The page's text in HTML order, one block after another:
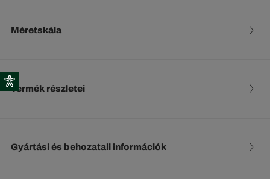
Méretskála
Termék részletei
Gyártási és behozatali információk